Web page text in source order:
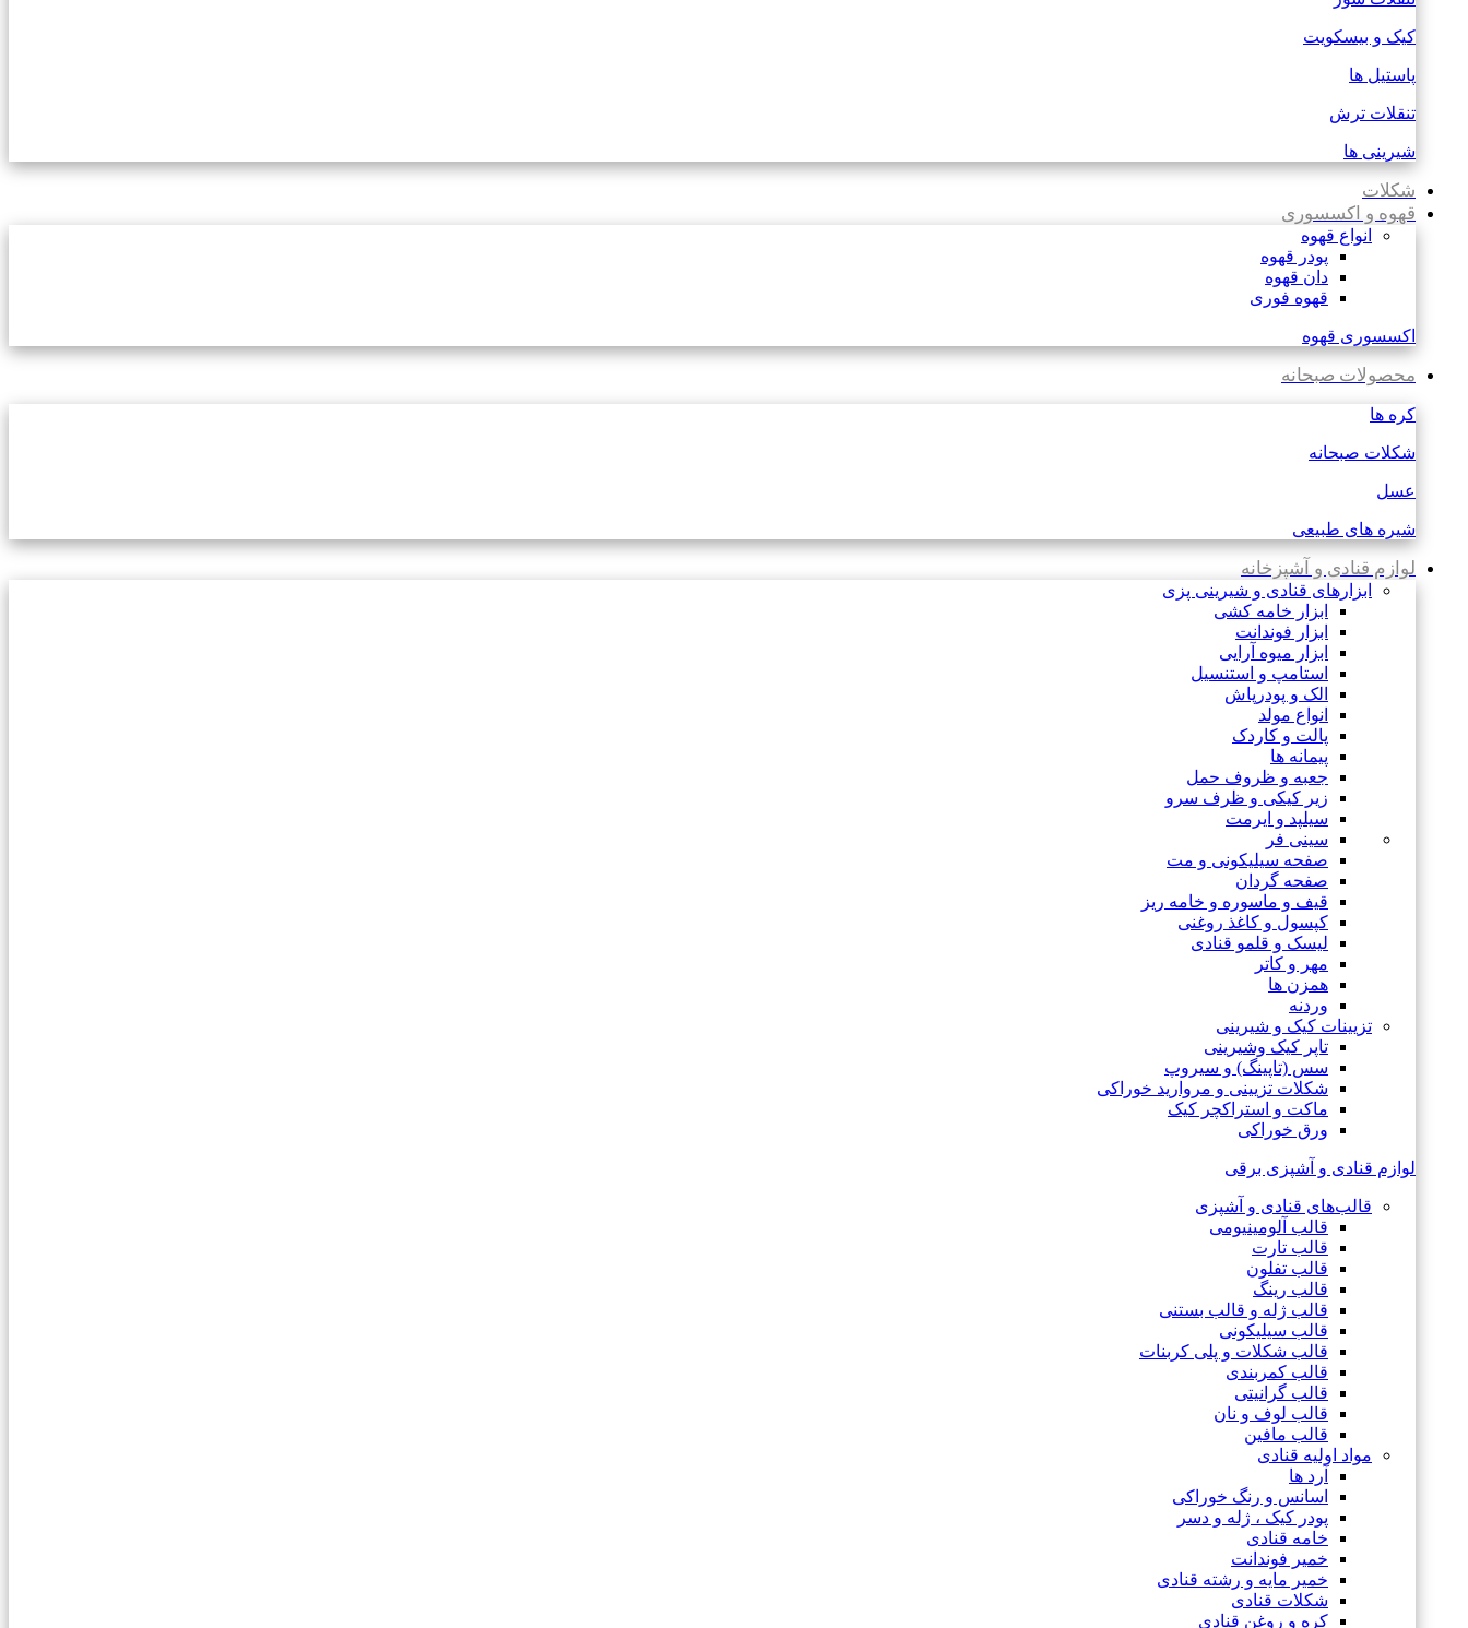
کیک و بیسکویت
پاستیل ها
تنقلات ترش
شیرینی ها
شکلات
قهوه و اکسسوری
انواع قهوه
پودر قهوه
دان قهوه
قهوه فوری
اکسسوری قهوه
محصولات صبحانه
کره ها
شکلات صبحانه
عسل
شیره های طبیعی
لوازم قنادی و آشپزخانه
ابزارهای قنادی و شیرینی پزی
ابزار خامه کشی
ابزار فوندانت
ابزار میوه آرایی
استامپ و استنسیل
الک و پودرپاش
انواع مولد
پالت و کاردک
پیمانه ها
جعبه و ظروف حمل
زیر کیکی و ظرف سرو
سیلپد و ایرمت
سینی فر
صفحه سیلیکونی و مت
صفحه گردان
قیف و ماسوره و خامه ریز
کپسول و کاغذ روغنی
لیسک و قلمو قنادی
مهر و کاتر
همزن ها
وردنه
تزیینات کیک و شیرینی
تاپر کیک وشیرینی
سس (تاپینگ) و سیروپ
شکلات تزیینی و مروارید خوراکی
ماکت و استراکچر کیک
ورق خوراکی
لوازم قنادی و آشپزی برقی
قالب‌های قنادی و آشپزی
قالب آلومینیومی
قالب تارت
قالب تفلون
قالب رینگ
قالب ژله و قالب بستنی
قالب سیلیکونی
قالب شکلات و پلی کربنات
قالب کمربندی
قالب گرانیتی
قالب لوف و نان
قالب مافین
مواد اولیه قنادی
آرد ها
اسانس و رنگ خوراکی
پودر کیک ، ژله و دسر
خامه قنادی
خمیر فوندانت
خمیر مایه و رشته قنادی
شکلات قنادی
کره و روغن قنادی